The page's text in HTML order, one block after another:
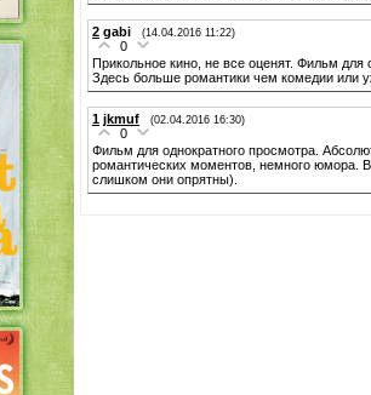
2 gabi (14.04.2016 11:22)
0
Прикольное кино, не все оценят. Фильм для
Здесь больше романтики чем комедии или
1 jkmuf (02.04.2016 16:30)
0
Фильм для однократного просмотра.
романтических моментов, немного юмора.
слишком они опрятны).